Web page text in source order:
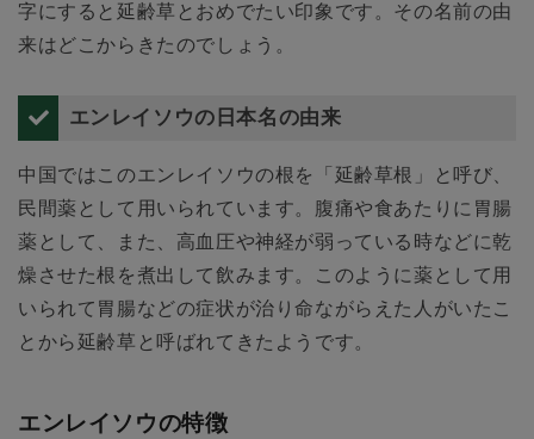
字にすると延齢草とおめでたい印象です。その名前の由
来はどこからきたのでしょう。
エンレイソウの日本名の由来
中国ではこのエンレイソウの根を「延齢草根」と呼び、
民間薬として用いられています。腹痛や食あたりに胃腸
薬として、また、高血圧や神経が弱っている時などに乾
燥させた根を煮出して飲みます。このように薬として用
いられて胃腸などの症状が治り命ながらえた人がいたこ
とから延齢草と呼ばれてきたようです。
エンレイソウの特徴